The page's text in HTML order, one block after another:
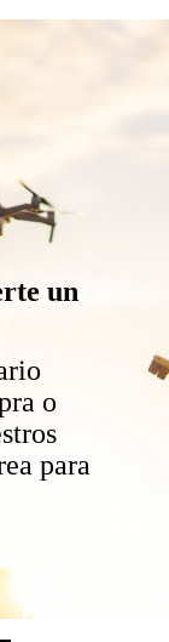
un
o
para